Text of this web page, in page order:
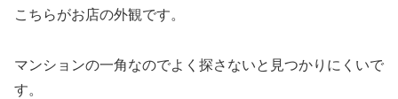
こちらがお店の外観です。
マンションの一角なのでよく探さないと見つかりにくいで
す。